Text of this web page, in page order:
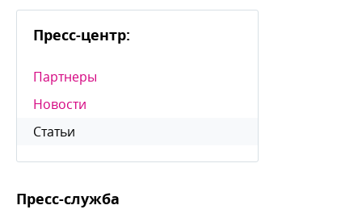
Пресс-центр:
Партнеры
Новости
Статьи
Пресс-служба